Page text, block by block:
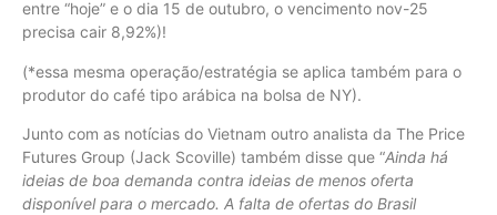
entre “hoje” e o dia 15 de outubro, o vencimento nov-25
precisa cair 8,92%)!
(*essa mesma operação/estratégia se aplica também para o
produtor do café tipo arábica na bolsa de NY).
Junto com as notícias do Vietnam outro analista da The Price
Futures Group (Jack Scoville) também disse que “Ainda há
ideias de boa demanda contra ideias de menos oferta
disponível para o mercado. A falta de ofertas do Brasil